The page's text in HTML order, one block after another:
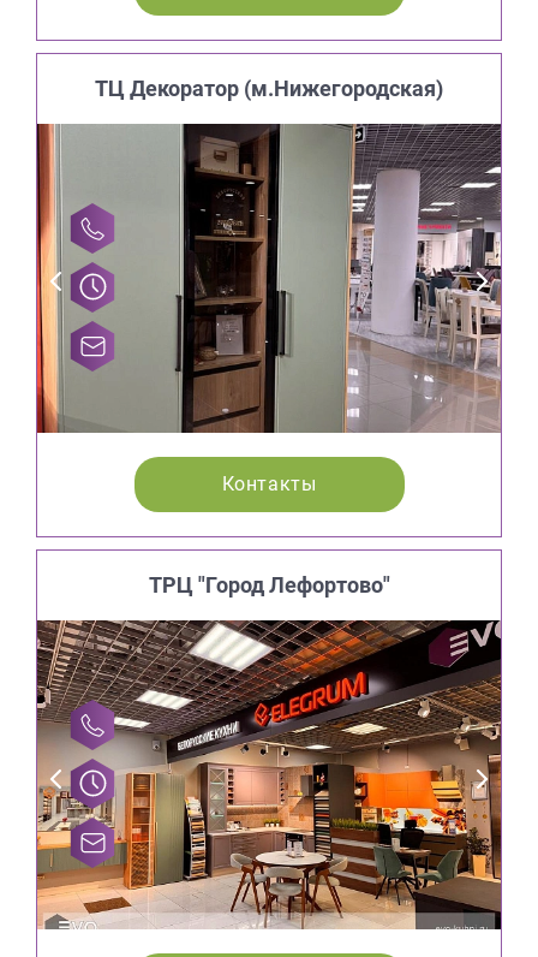
ТЦ Декоратор (м.Нижегородская)
Контакты
ТРЦ "Город Лефортово"